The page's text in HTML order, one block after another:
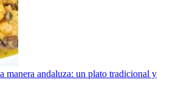
manera andaluza: un plato tradicional y